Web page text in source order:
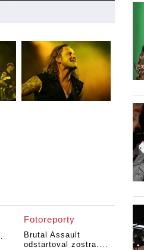
Fotoreporty
Brutal Assault
odstartoval zostra....